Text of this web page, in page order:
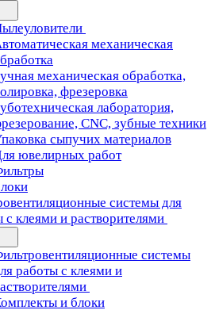
механическая
механическая обработка,
фрезеровка
лаборатория,
CNC, зубные техники
сыпучих материалов
ювелирных работ
системы для
с клеями и растворителями
системы
работы с клеями и
и блоки